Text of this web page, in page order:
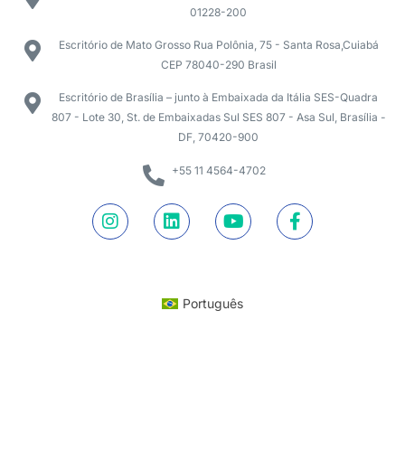
01228-200
Escritório de Mato Grosso Rua Polônia, 75 - Santa Rosa,Cuiabá
CEP 78040-290 Brasil
Escritório de Brasília – junto à Embaixada da Itália SES-Quadra
807 - Lote 30, St. de Embaixadas Sul SES 807 - Asa Sul, Brasília -
DF, 70420-900
+55 11 4564-4702
Português